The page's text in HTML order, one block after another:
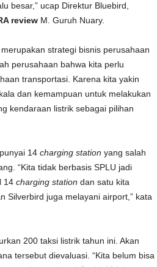
besar,” ucap Direktur Bluebird,
reviewM. Guruh Nuary.
strategi bisnis perusahaan
perusahaan bahwa kita perlu
transportasi. Karena kita yakin
dan kemampuan untuk melakukan
kendaraan listrik sebagai pilihan
14 charging station yang salah
“Kita tidak berbasis SPLU jadi
14 charging station dan satu kita
Silverbird juga melayani airport,” kata
200 taksi listrik tahun ini. Akan
tersebut dievaluasi. “Kita belum bisa